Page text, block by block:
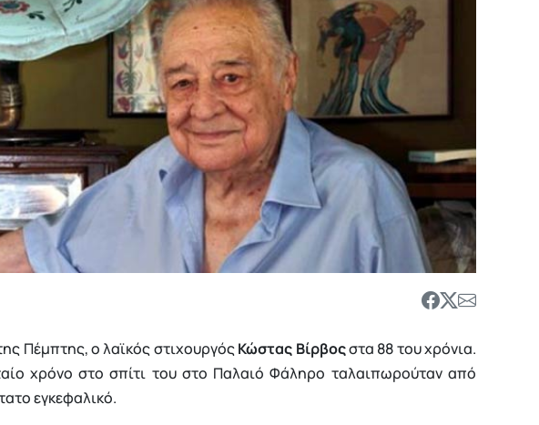
Πέμπτης, ο λαϊκός στιχουργόςΚώστας Βίρβοςστα 88 του χρόνια.
χρόνο στο σπίτι του στο Παλαιό Φάληρο ταλαιπωρούταν από
εγκεφαλικό.